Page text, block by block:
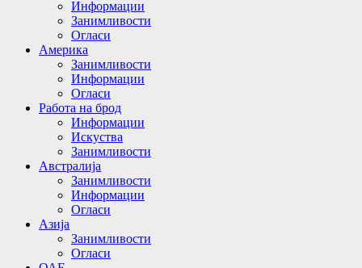
Информации
Занимливости
Огласи
Америка
Занимливости
Информации
Огласи
Работа на брод
Информации
Искуства
Занимливости
Австралија
Занимливости
Информации
Огласи
Азија
Занимливости
Огласи